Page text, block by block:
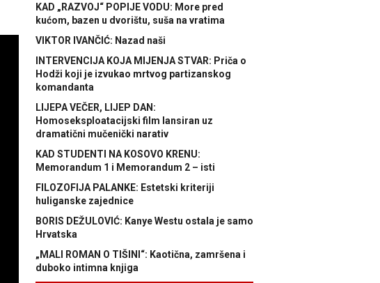
KAD „RAZVOJ“ POPIJE VODU: More pred
kućom, bazen u dvorištu, suša na vratima
VIKTOR IVANČIĆ: Nazad naši
INTERVENCIJA KOJA MIJENJA STVAR: Priča o
Hodži koji je izvukao mrtvog partizanskog
komandanta
LIJEPA VEČER, LIJEP DAN:
Homoseksploatacijski film lansiran uz
dramatični mučenički narativ
KAD STUDENTI NA KOSOVO KRENU:
Memorandum 1 i Memorandum 2 – isti
FILOZOFIJA PALANKE: Estetski kriteriji
huliganske zajednice
BORIS DEŽULOVIĆ: Kanye Westu ostala je samo
Hrvatska
„MALI ROMAN O TIŠINI“: Kaotična, zamršena i
duboko intimna knjiga